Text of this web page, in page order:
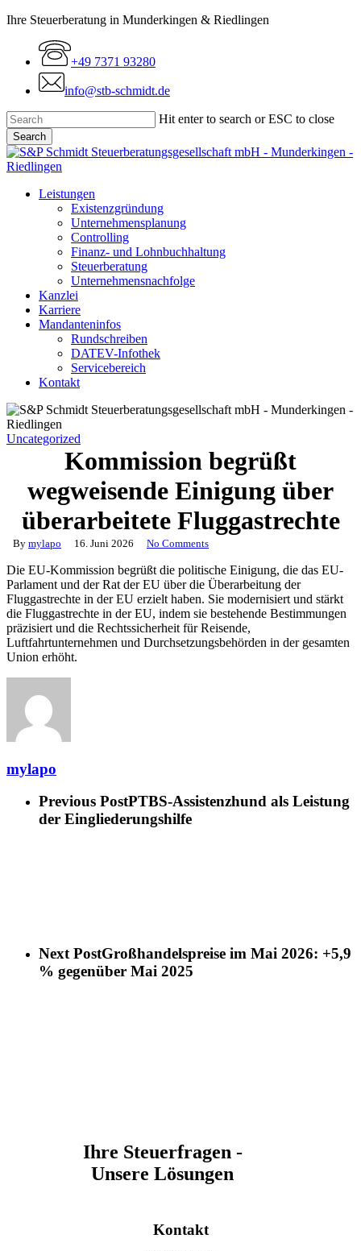
Skip
content
Ihre Steuerberatung in Munderkingen & Riedlingen
+49 7371 93280
info@stb-schmidt.de
Hit enter to search or ESC to close
Search
Close
Search
Menu
Leistungen
Existenzgründung
Unternehmensplanung
Controlling
Finanz- und Lohnbuchhaltung
Steuerberatung
Unternehmensnachfolge
Kanzlei
Karriere
Mandanteninfos
Rundschreiben
DATEV-Infothek
Servicebereich
Kontakt
Uncategorized
Kommission begrüßt
wegweisende Einigung über
überarbeitete Fluggastrechte
By mylapo 16. Juni 2026 No Comments
Die EU-Kommission begrüßt die politische Einigung, die das EU-
Parlament und der Rat der EU über die Überarbeitung der
Fluggastrechte in der EU erzielt haben. Sie modernisiert und stärkt
die Fluggastrechte in der EU, indem sie bestehende Bestimmungen
präzisiert und die Rechtssicherheit für Reisende,
Luftfahrtunternehmen und Durchsetzungsbehörden in der gesamten
Union erhöht.
mylapo
Previous PostPTBS-Assistenzhund als Leistung
der Eingliederungshilfe
Next PostGroßhandelspreise im Mai 2026: +5,9
% gegenüber Mai 2025
Ihre Steuerfragen -
Unsere Lösungen
Kontakt